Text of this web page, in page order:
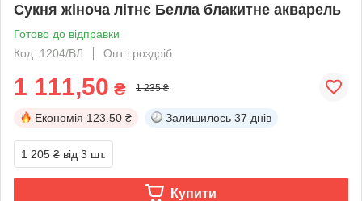
Сукня жіноча літнє Белла блакитне акварель
Готово до відправки
Код: 1204/ВЛ
Опт і роздріб
1 111,50 ₴ 1 235 ₴
Економія 123.50 ₴ Залишилось 37 днів
1 205 ₴ від 3 шт.
Купити